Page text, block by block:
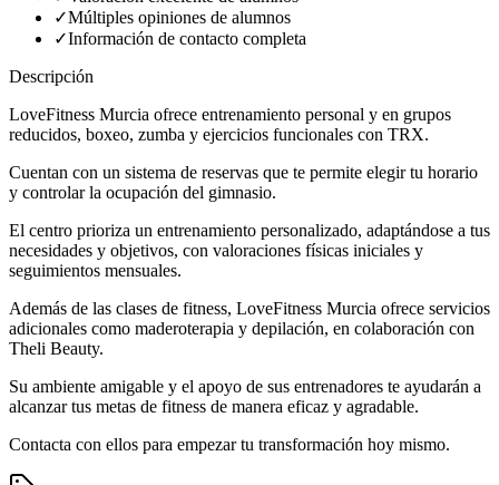
✓Múltiples opiniones de alumnos
✓Información de contacto completa
Descripción
LoveFitness Murcia ofrece entrenamiento personal y en grupos
reducidos, boxeo, zumba y ejercicios funcionales con TRX.
Cuentan con un sistema de reservas que te permite elegir tu horario
y controlar la ocupación del gimnasio.
El centro prioriza un entrenamiento personalizado, adaptándose a tus
necesidades y objetivos, con valoraciones físicas iniciales y
seguimientos mensuales.
Además de las clases de fitness, LoveFitness Murcia ofrece servicios
adicionales como maderoterapia y depilación, en colaboración con
Theli Beauty.
Su ambiente amigable y el apoyo de sus entrenadores te ayudarán a
alcanzar tus metas de fitness de manera eficaz y agradable.
Contacta con ellos para empezar tu transformación hoy mismo.